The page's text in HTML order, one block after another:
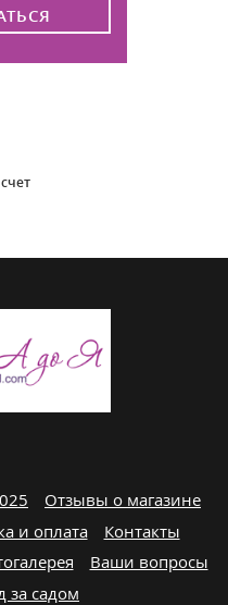
Отзывы о магазине
и оплата
Контакты
Ваши вопросы
за садом